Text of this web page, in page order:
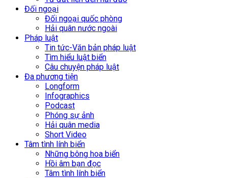
Đối ngoại
Đối ngoại quốc phòng
Hải quân nước ngoài
Pháp luật
Tin tức-Văn bản pháp luật
Tìm hiểu luật biển
Câu chuyện pháp luật
Đa phương tiện
Longform
Infographics
Podcast
Phóng sự ảnh
Hải quân media
Short Video
Tâm tình lính biển
Những bông hoa biển
Hồi âm bạn đọc
Tâm tình lính biển